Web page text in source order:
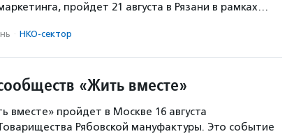
пройдет 21 августа в Рязани в рамках…
· НКО-сектор
«Жить вместе»
вместе» пройдет в Москве 16 августа
Рябовской мануфактуры. Это событие